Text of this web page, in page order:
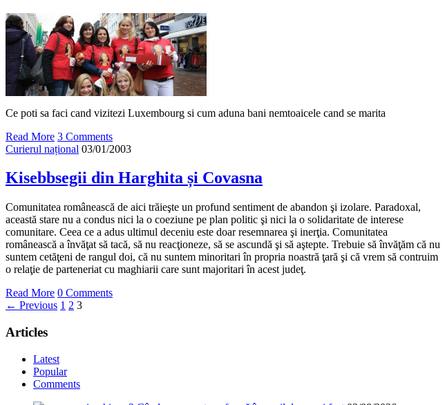
Ce poti sa faci cand vizitezi Luxembourg si cum aduna bani nemtoaicele cand se marita
Read More 3 Comments
Curierul național 03/01/2003
Kisebbsegii din Harghita și Covasna
Comunitatea românească de aici trăieşte un profund sentiment de abandon şi izolare. Paradoxal,
această stare nu a condus nici la o coeziune pe plan politic şi nici la o solidaritate de interese
comunitare. Ceea ce a adus ultimul deceniu este doar resemnarea şi inerţia. Comunitatea
românească a învăţat să tacă, să nu reacţioneze, să se ascundă şi să aştepte. Trebuie să învăţăm că nu
suntem cetăţeni de rangul doi, că nu suntem minoritari în propria noastră ţară şi că vrem să contruim
o relaţie de parteneriat cu maghiarii care sunt majoritari în acest judeţ.
Read More 0 Comments
← Previous 1 2 3
Articles
Latest
Popular
Comments